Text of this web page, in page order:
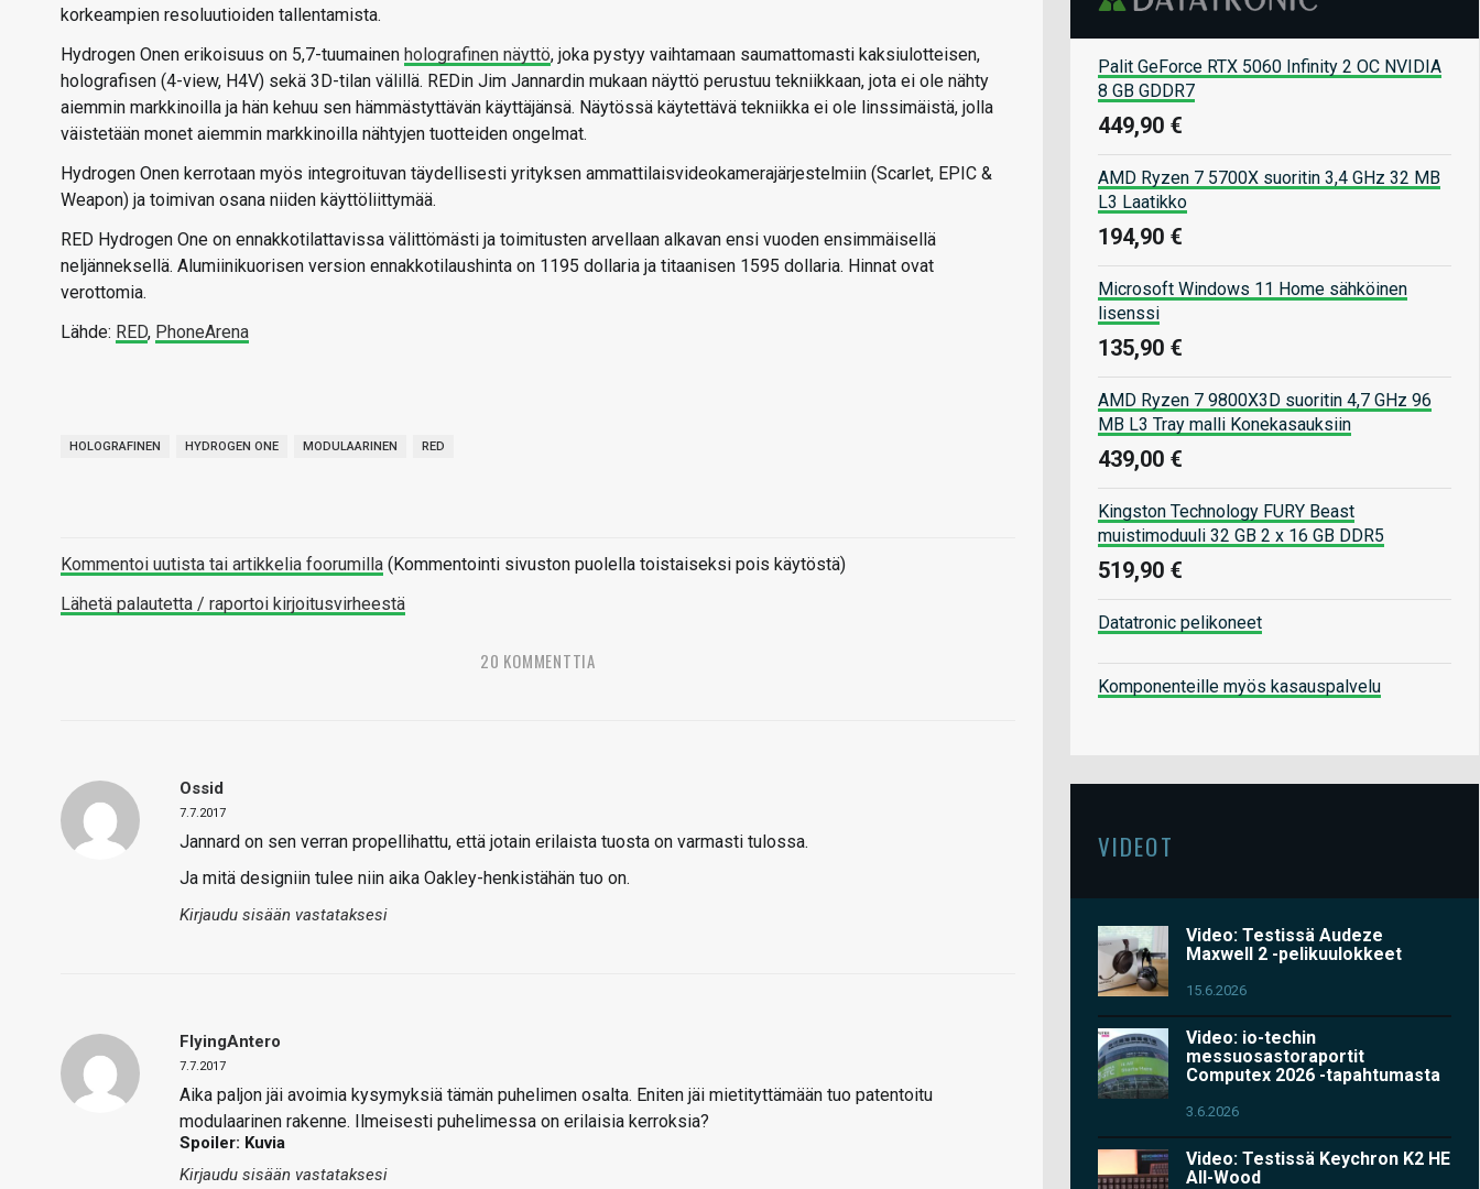
korkeampien resoluutioiden tallentamista.
Hydrogen Onen erikoisuus on 5,7-tuumainen holografinen näyttö, joka pystyy vaihtamaan saumattomasti kaksiulotteisen,
holografisen (4-view, H4V) sekä 3D-tilan välillä. REDin Jim Jannardin mukaan näyttö perustuu tekniikkaan, jota ei ole nähty
aiemmin markkinoilla ja hän kehuu sen hämmästyttävän käyttäjänsä. Näytössä käytettävä tekniikka ei ole linssimäistä, jolla
väistetään monet aiemmin markkinoilla nähtyjen tuotteiden ongelmat.
Hydrogen Onen kerrotaan myös integroituvan täydellisesti yrityksen ammattilaisvideokamerajärjestelmiin (Scarlet, EPIC &
Weapon) ja toimivan osana niiden käyttöliittymää.
RED Hydrogen One on ennakkotilattavissa välittömästi ja toimitusten arvellaan alkavan ensi vuoden ensimmäisellä
neljänneksellä. Alumiinikuorisen version ennakkotilaushinta on 1195 dollaria ja titaanisen 1595 dollaria. Hinnat ovat
verottomia.
Lähde: RED, PhoneArena
HOLOGRAFINEN HYDROGEN ONE MODULAARINEN RED
Kommentoi uutista tai artikkelia foorumilla (Kommentointi sivuston puolella toistaiseksi pois käytöstä)
Lähetä palautetta / raportoi kirjoitusvirheestä
20 KOMMENTTIA
Ossid
7.7.2017
Jannard on sen verran propellihattu, että jotain erilaista tuosta on varmasti tulossa.
Ja mitä designiin tulee niin aika Oakley-henkistähän tuo on.
Kirjaudu sisään vastataksesi
FlyingAntero
7.7.2017
Aika paljon jäi avoimia kysymyksiä tämän puhelimen osalta. Eniten jäi mietityttämään tuo patentoitu
modulaarinen rakenne. Ilmeisesti puhelimessa on erilaisia kerroksia?
Spoiler: Kuvia
Kirjaudu sisään vastataksesi
Palit GeForce RTX 5060 Infinity 2 OC NVIDIA
8 GB GDDR7
449,90 €
AMD Ryzen 7 5700X suoritin 3,4 GHz 32 MB
L3 Laatikko
194,90 €
Microsoft Windows 11 Home sähköinen
lisenssi
135,90 €
AMD Ryzen 7 9800X3D suoritin 4,7 GHz 96
MB L3 Tray malli Konekasauksiin
439,00 €
Kingston Technology FURY Beast
muistimoduuli 32 GB 2 x 16 GB DDR5
519,90 €
Datatronic pelikoneet
Komponenteille myös kasauspalvelu
VIDEOT
Video: Testissä Audeze
Maxwell 2 -pelikuulokkeet
15.6.2026
Video: io-techin
messuosastoraportit
Computex 2026 -tapahtumasta
3.6.2026
Video: Testissä Keychron K2 HE
All-Wood